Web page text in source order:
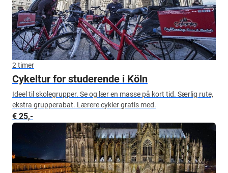
2 timer
Cykeltur for studerende i Köln
Ideel til skolegrupper. Se og lær en masse på kort tid. Særlig rute,
ekstra grupperabat. Lærere cykler gratis med.
€ 25,-